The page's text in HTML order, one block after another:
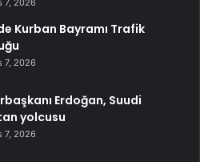
Kurban Bayramı Trafik
7, 2026
Erdoğan, Suudi
yolcusu
7, 2026